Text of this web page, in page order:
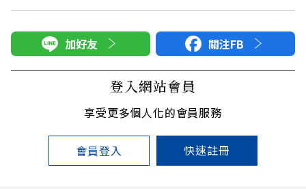
加好友 關注FB
登入網站會員
享受更多個人化的會員服務
會員登入 快速註冊